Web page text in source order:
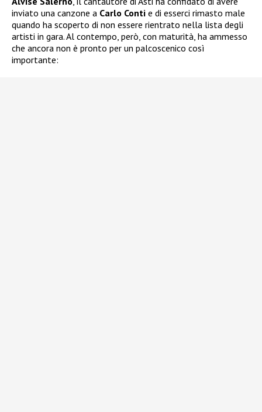
inviato una canzone a Carlo Conti e di esserci rimasto male
quando ha scoperto di non essere rientrato nella lista degli
artisti in gara. Al contempo, però, con maturità, ha ammesso
che ancora non è pronto per un palcoscenico così
importante: